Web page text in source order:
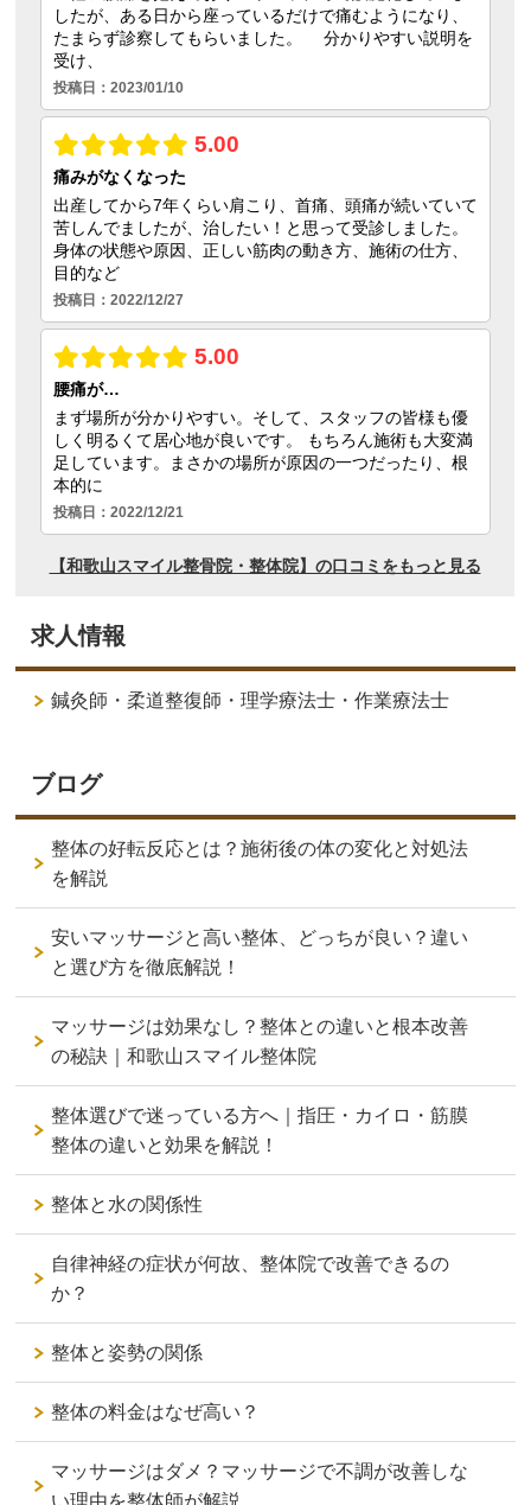
求人情報
鍼灸師・柔道整復師・理学療法士・作業療法士
ブログ
整体の好転反応とは？施術後の体の変化と対処法
を解説
安いマッサージと高い整体、どっちが良い？違い
と選び方を徹底解説！
マッサージは効果なし？整体との違いと根本改善
の秘訣｜和歌山スマイル整体院
整体選びで迷っている方へ｜指圧・カイロ・筋膜
整体の違いと効果を解説！
整体と水の関係性
自律神経の症状が何故、整体院で改善できるの
か？
整体と姿勢の関係
整体の料金はなぜ高い？
マッサージはダメ？マッサージで不調が改善しな